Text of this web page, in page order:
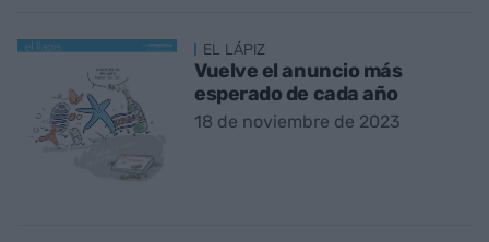
EL LÁPIZ
Vuelve el anuncio más
esperado de cada año
18 de noviembre de 2023